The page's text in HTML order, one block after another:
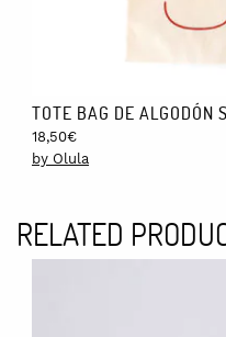
TOTE BAG DE ALGODÓN
18,50€
by Olula
RELATED